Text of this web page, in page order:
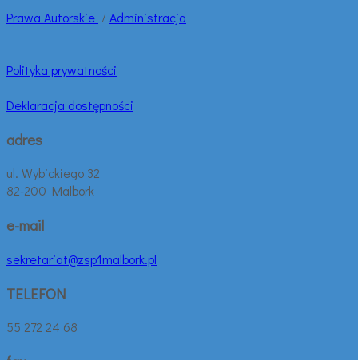
Prawa Autorskie /Administracja
Polityka prywatności
Deklaracja dostępności
adres
ul. Wybickiego 32
82-200 Malbork
e-mail
sekretariat@zsp1malbork.pl
TELEFON
55 272 24 68